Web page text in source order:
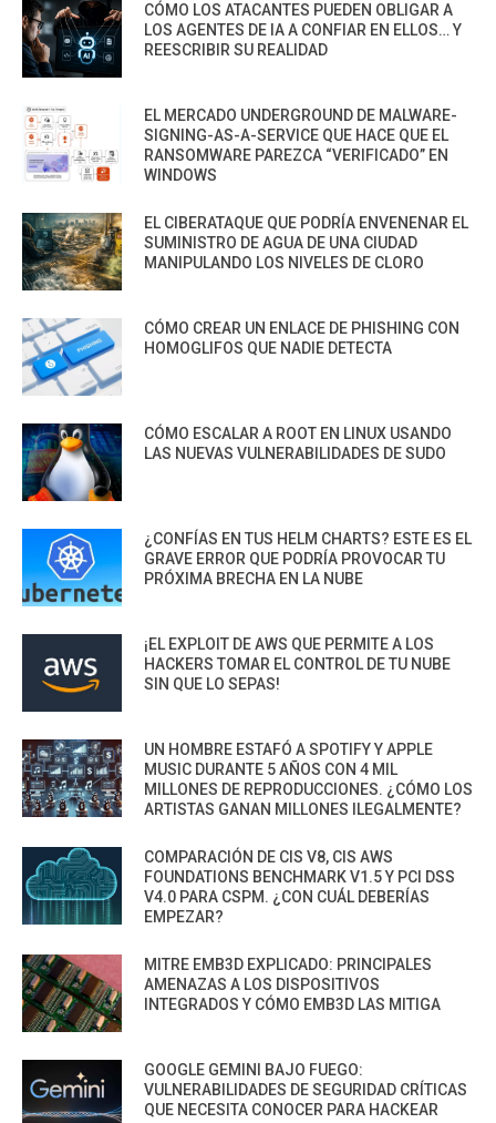
CÓMO LOS ATACANTES PUEDEN OBLIGAR A
LOS AGENTES DE IA A CONFIAR EN ELLOS… Y
REESCRIBIR SU REALIDAD
EL MERCADO UNDERGROUND DE MALWARE-
SIGNING-AS-A-SERVICE QUE HACE QUE EL
RANSOMWARE PAREZCA “VERIFICADO” EN
WINDOWS
EL CIBERATAQUE QUE PODRÍA ENVENENAR EL
SUMINISTRO DE AGUA DE UNA CIUDAD
MANIPULANDO LOS NIVELES DE CLORO
CÓMO CREAR UN ENLACE DE PHISHING CON
HOMOGLIFOS QUE NADIE DETECTA
CÓMO ESCALAR A ROOT EN LINUX USANDO
LAS NUEVAS VULNERABILIDADES DE SUDO
¿CONFÍAS EN TUS HELM CHARTS? ESTE ES EL
GRAVE ERROR QUE PODRÍA PROVOCAR TU
PRÓXIMA BRECHA EN LA NUBE
¡EL EXPLOIT DE AWS QUE PERMITE A LOS
HACKERS TOMAR EL CONTROL DE TU NUBE
SIN QUE LO SEPAS!
UN HOMBRE ESTAFÓ A SPOTIFY Y APPLE
MUSIC DURANTE 5 AÑOS CON 4 MIL
MILLONES DE REPRODUCCIONES. ¿CÓMO LOS
ARTISTAS GANAN MILLONES ILEGALMENTE?
COMPARACIÓN DE CIS V8, CIS AWS
FOUNDATIONS BENCHMARK V1.5 Y PCI DSS
V4.0 PARA CSPM. ¿CON CUÁL DEBERÍAS
EMPEZAR?
MITRE EMB3D EXPLICADO: PRINCIPALES
AMENAZAS A LOS DISPOSITIVOS
INTEGRADOS Y CÓMO EMB3D LAS MITIGA
GOOGLE GEMINI BAJO FUEGO:
VULNERABILIDADES DE SEGURIDAD CRÍTICAS
QUE NECESITA CONOCER PARA HACKEAR